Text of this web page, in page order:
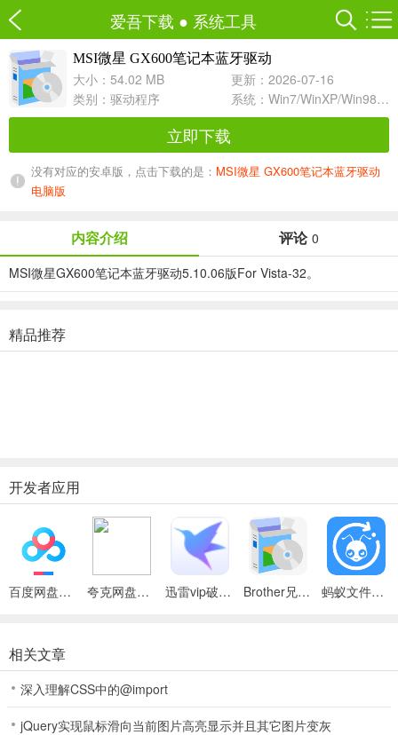
爱吾下载 ● 系统工具
MSI微星 GX600笔记本蓝牙驱动
5.10.06 For Vista-32
大小：54.02 MB
更新：2026-07-16
类别： 驱动程序 系统：Win7/WinXP/Win98/Win8/Win10兼容软件
立即下载
没有对应的安卓版，点击下载的是： MSI微星 GX600笔记本蓝牙驱动
电脑版
内容介绍 评论 0
MSI微星GX600笔记本蓝牙驱动5.10.06版For Vista-32。
精品推荐
开发者应用
百度网盘绿色免安装Pc电脑版 夸克网盘官方正式版 迅雷vip破解版永久会员2024版 Brother兄弟 MFC-8480DN多功能一体机ISIS驱动 蚂蚁文件（数据恢复大师）
相关文章
深入理解CSS中的@import
jQuery实现鼠标滑向当前图片高亮显示并且其它图片变灰